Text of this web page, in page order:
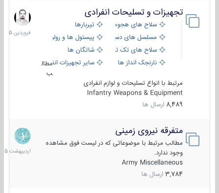
تجهیزات و تسلیحات انفرادی
سلاح های هجومی
تیربارها
مسلسل های دستی
پیستول ها و رولورها
سلاح های تک تیر اندازیشاتگان ها
نارنجک انداز ها
سایر تجهیزات انفرادی
مطال
ب
مرتبط با انواع تسلیحات و لوازم انفرادی
Infantry Weapons & Equipment
8,489 ارسال ها
17
فروردین
1405
متفرقه نیروی زمینی
مطالب مرتبط با موضوعاتی که در لیست فوق مشاهده
وجود ندارد.
Army Miscellaneous
3,784 ارسال ها
27
1405